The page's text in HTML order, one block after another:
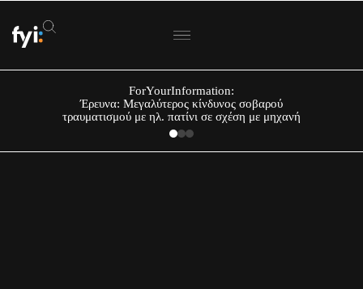
ForYourInformation:
Έρευνα: Μεγαλύτερος κίνδυνος σοβαρού
τραυματισμού με ηλ. πατίνι σε σχέση με μηχανή